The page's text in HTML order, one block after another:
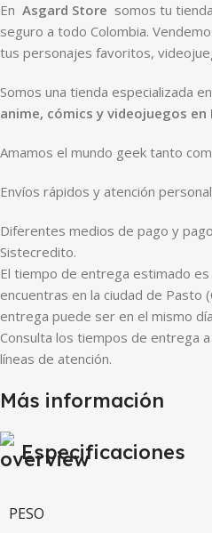
En Asgard Store somos tu
seguro a todo Colombia.
tus personajes favoritos,
Somos una tienda especializada en
anime, cómics y videojuegos en
Amamos el mundo geek tanto
Envíos rápidos y atención
Diferentes medios de pago y
Sistecredito.
El tiempo de entrega estimado es
encuentras en la ciudad de Pasto
entrega puede ser en el mismo
Consulta los tiempos de entrega
líneas de atención.
Más información
Especificaciones
PESO